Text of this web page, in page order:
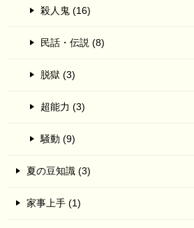
殺人鬼 (16)
民話・伝説 (8)
脱獄 (3)
超能力 (3)
騒動 (9)
夏の豆知識 (3)
家事上手 (1)